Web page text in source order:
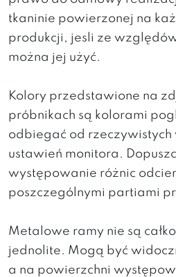
tkaninie powierzonej na
produkcji, jesli ze
można jej użyć.
Kolory przedstawione na
próbnikach są kolorami
odbiegać od rzeczywistych
ustawień monitora.
występowanie różnic
poszczególnymi partiami
Metalowe ramy nie są
jednolite. Mogą być
a na powierzchni